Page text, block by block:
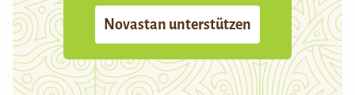
Novastan unterstützen